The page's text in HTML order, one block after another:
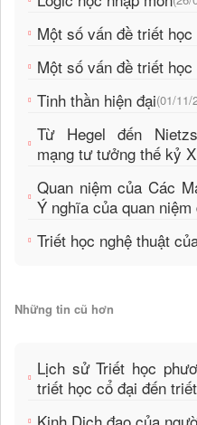
Một số vấn đề triết
Một số vấn đề triết
Tinh thần hiện đại(01/11/
Từ Hegel đến
mạng tư tưởng thế kỷ
Quan niệm của Các
Ý nghĩa của quan niệm
Triết học nghệ thuật
Những tin cũ hơn
Lịch sử Triết học
triết học cổ đại đến